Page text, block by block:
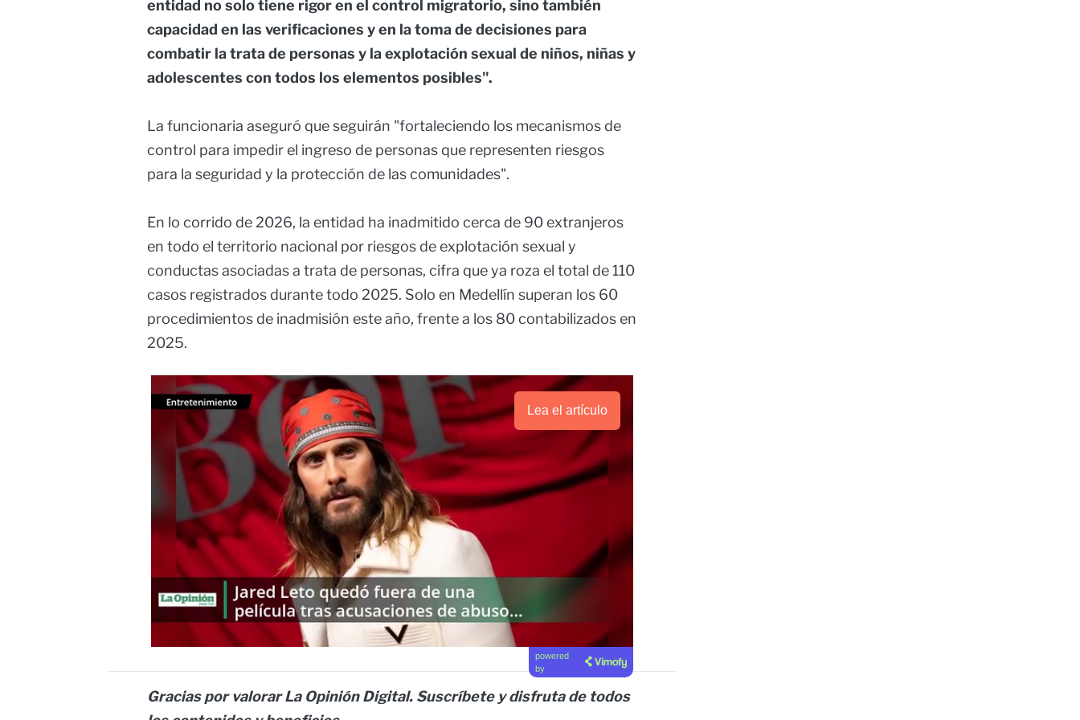
entidad no solo tiene rigor en el control migratorio, sino también
capacidad en las verificaciones y en la toma de decisiones para
combatir la trata de personas y la explotación sexual de niños, niñas y
adolescentes con todos los elementos posibles".
La funcionaria aseguró que seguirán "fortaleciendo los mecanismos de
control para impedir el ingreso de personas que representen riesgos
para la seguridad y la protección de las comunidades".
En lo corrido de 2026, la entidad ha inadmitido cerca de 90 extranjeros
en todo el territorio nacional por riesgos de explotación sexual y
conductas asociadas a trata de personas, cifra que ya roza el total de 110
casos registrados durante todo 2025. Solo en Medellín superan los 60
procedimientos de inadmisión este año, frente a los 80 contabilizados en
2025.
Lea el artículo
powered
by
Gracias por valorar La Opinión Digital. Suscríbete y disfruta de todos